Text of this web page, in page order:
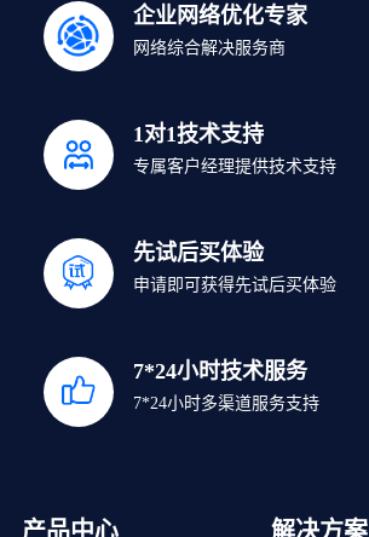
企业网络优化专家
网络综合解决服务商
1对1技术支持
专属客户经理提供技术支持
先试后买体验
申请即可获得先试后买体验
7*24小时技术服务
7*24小时多渠道服务支持
产品中心 解决方案